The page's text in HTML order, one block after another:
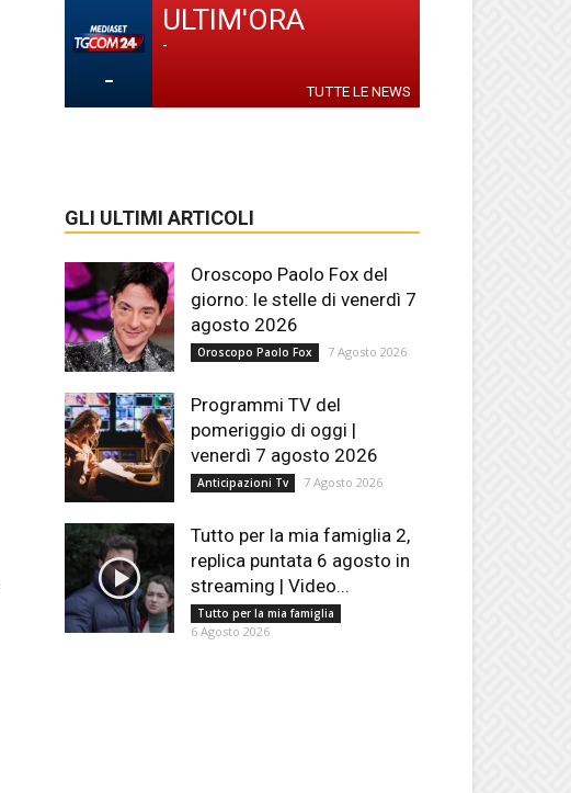
-
ULTIM'ORA
-
TUTTE LE NEWS
GLI ULTIMI ARTICOLI
Oroscopo Paolo Fox del
giorno: le stelle di venerdì 7
agosto 2026
Oroscopo Paolo Fox 7 Agosto 2026
Programmi TV del
pomeriggio di oggi |
venerdì 7 agosto 2026
Anticipazioni Tv 7 Agosto 2026
Tutto per la mia famiglia 2,
replica puntata 6 agosto in
streaming | Video...
Tutto per la mia famiglia
6 Agosto 2026